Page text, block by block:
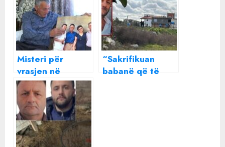
Misteri për
vrasjen në
Durrës/ Vëllai i
Pëllumb Metës
ngre dyshime për
motivin
“Sakrifikuan
babanë që të